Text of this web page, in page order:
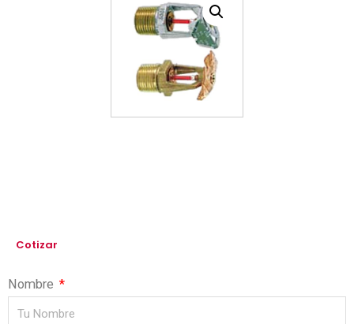
Cotizar
Nombre